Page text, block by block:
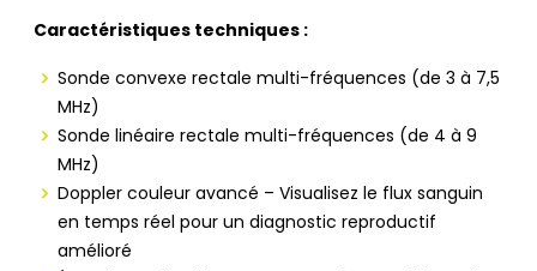
Caractéristiques techniques :
Sonde convexe rectale multi-fréquences (de 3 à 7,5
MHz)
Sonde linéaire rectale multi-fréquences (de 4 à 9
MHz)
Doppler couleur avancé – Visualisez le flux sanguin
en temps réel pour un diagnostic reproductif
amélioré